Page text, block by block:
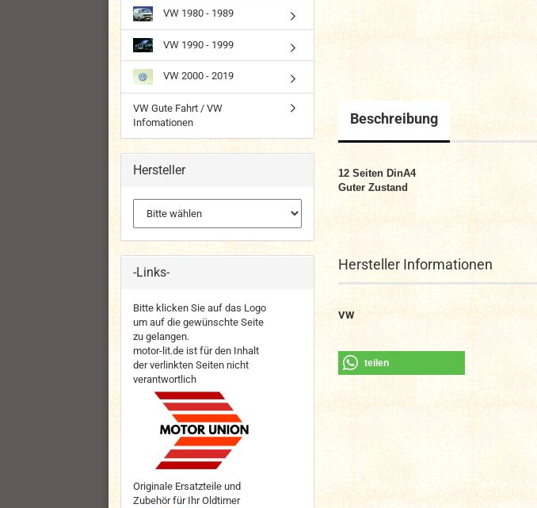
Beschreibung
12 Seiten DinA4
Guter Zustand
Hersteller Informationen
VW
teilen
VW 1980 - 1989
VW 1990 - 1999
VW 2000 - 2019
VW Gute Fahrt / VW
Infomationen
Hersteller
-Links-
Bitte klicken Sie auf das Logo
um auf die gewünschte Seite
zu gelangen.
motor-lit.de ist für den Inhalt
der verlinkten Seiten nicht
verantwortlich
Originale Ersatzteile und
Zubehör für Ihr Oldtimer